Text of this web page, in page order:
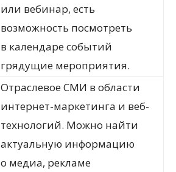
или вебинар, есть
возможность посмотреть
в календаре событий
грядущие мероприятия.
Отраслевое СМИ в области
интернет-маркетинга и веб-
технологий. Можно найти
актуальную информацию
о медиа, рекламе